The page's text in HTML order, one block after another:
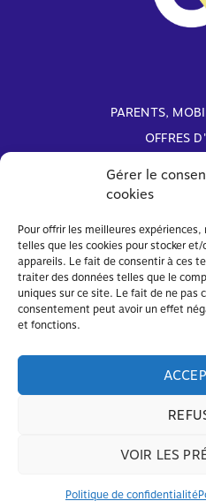
Gérer le
cookies
Pour offrir les meilleures
telles que les cookies pour stocker
appareils. Le fait de consentir à ces
traiter des données telles que le
uniques sur ce site. Le fait de ne pas
consentement peut avoir un effet
et fonctions.
VOIR LES
Politique de confidentialité
PARENTS,
OFFRES
Avec le
© FAPEO 2026 –
Mentions légales et